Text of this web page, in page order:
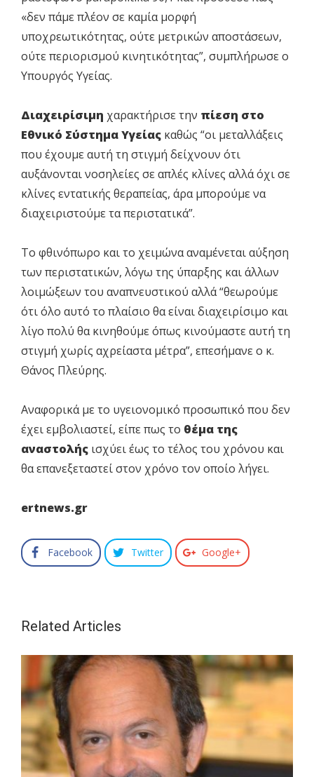
«δεν πάμε πλέον σε καμία μορφή
υποχρεωτικότητας, ούτε μετρικών αποστάσεων,
ούτε περιορισμού κινητικότητας”, συμπλήρωσε ο
Υπουργός Υγείας.
Διαχειρίσιμη χαρακτήρισε την πίεση στο
Εθνικό Σύστημα Υγείας καθώς “οι μεταλλάξεις
που έχουμε αυτή τη στιγμή δείχνουν ότι
αυξάνονται νοσηλείες σε απλές κλίνες αλλά όχι σε
κλίνες εντατικής θεραπείας, άρα μπορούμε να
διαχειριστούμε τα περιστατικά”.
Το φθινόπωρο και το χειμώνα αναμένεται αύξηση
των περιστατικών, λόγω της ύπαρξης και άλλων
λοιμώξεων του αναπνευστικού αλλά “θεωρούμε
ότι όλο αυτό το πλαίσιο θα είναι διαχειρίσιμο και
λίγο πολύ θα κινηθούμε όπως κινούμαστε αυτή τη
στιγμή χωρίς αχρείαστα μέτρα”, επεσήμανε ο κ.
Θάνος Πλεύρης.
Αναφορικά με το υγειονομικό προσωπικό που δεν
έχει εμβολιαστεί, είπε πως το θέμα της
αναστολής ισχύει έως το τέλος του χρόνου και
θα επανεξεταστεί στον χρόνο τον οποίο λήγει.
ertnews.gr
Facebook Twitter Google+
Related Articles